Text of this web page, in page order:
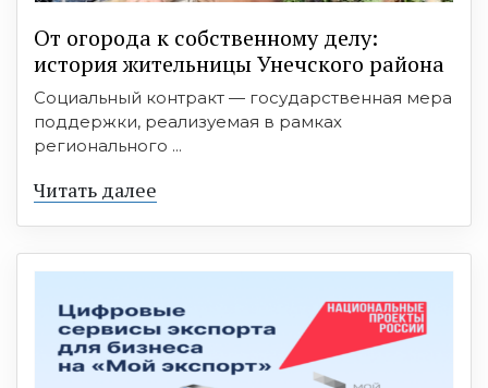
От огорода к собственному делу:
история жительницы Унечского района
Социальный контракт — государственная мера
поддержки, реализуемая в рамках
регионального ...
Читать далее